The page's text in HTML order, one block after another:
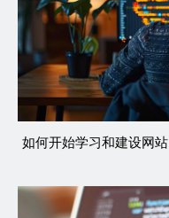
如何开始学习和建设网站